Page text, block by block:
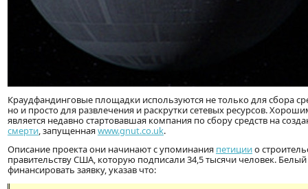
Краудфандинговые площадки используются не только для сбора
но и просто для развлечения и раскрутки сетевых ресурсов.
является недавно стартовавшая компания по сбору средств на
смерти, запущеннаяwww.gnut.co.uk.
Описание проекта они начинают с упоминания петициио
правительству США, которую подписали 34,5 тысячи человек.
финансировать заявку, указав что: